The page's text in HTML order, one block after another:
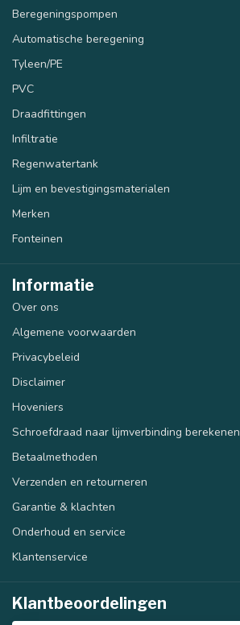
40 mm
Beregeningspompen
Automatische beregening
Tyleen/PE
PVC
Draadfittingen
Infiltratie
Regenwatertank
Lijm en bevestigingsmaterialen
Merken
Fonteinen
Informatie
Over ons
Algemene voorwaarden
Privacybeleid
Disclaimer
Hoveniers
Schroefdraad naar lijmverbinding berekenen
Betaalmethoden
Verzenden en retourneren
Garantie & klachten
Onderhoud en service
Klantenservice
Klantbeoordelingen